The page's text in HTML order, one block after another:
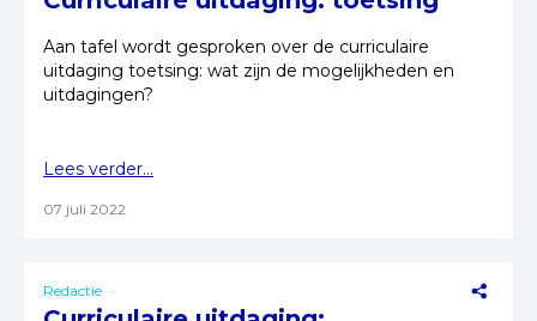
Aan tafel wordt gesproken over de curriculaire
uitdaging toetsing: wat zijn de mogelijkheden en
uitdagingen?
Lees verder...
07 juli 2022
Redactie